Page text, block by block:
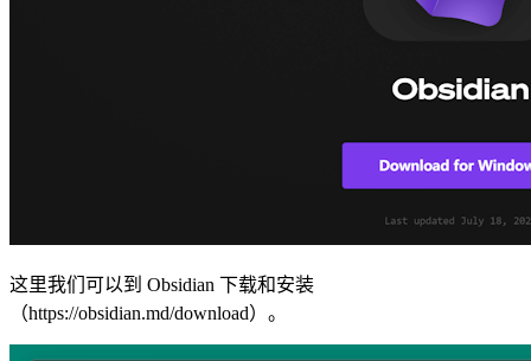
这里我们可以到 Obsidian 下载和安装
（https://obsidian.md/download）。